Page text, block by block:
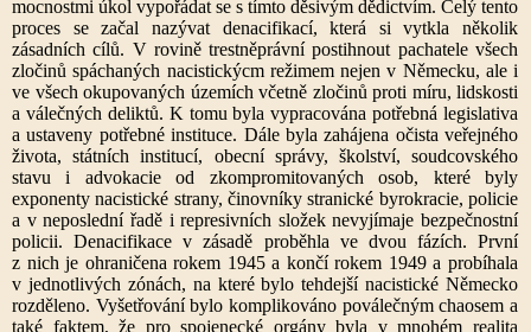
mocnostmi úkol vypořádat se s tímto děsivým dědictvím. Celý tento
proces se začal nazývat denacifikací, která si vytkla několik
zásadních cílů. V rovině trestněprávní postihnout pachatele všech
zločinů spáchaných nacistickýcm režimem nejen v Německu, ale i
ve všech okupovaných územích včetně zločinů proti míru, lidskosti
a válečných deliktů. K tomu byla vypracována potřebná legislativa
a ustaveny potřebné instituce. Dále byla zahájena očista veřejného
života, státních institucí, obecní správy, školství, soudcovského
stavu i advokacie od zkompromitovaných osob, které byly
exponenty nacistické strany, činovníky stranické byrokracie, policie
a v neposlední řadě i represivních složek nevyjímaje bezpečnostní
policii. Denacifikace v zásadě proběhla ve dvou fázích. První
z nich je ohraničena rokem 1945 a končí rokem 1949 a probíhala
v jednotlivých zónách, na které bylo tehdejší nacistické Německo
rozděleno. Vyšetřování bylo komplikováno poválečným chaosem a
také faktem, že pro spojenecké orgány byla v mnohém realita